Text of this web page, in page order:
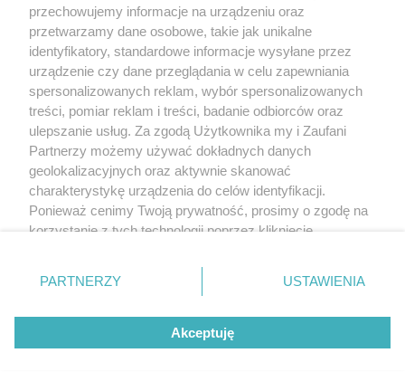
jednakże decyzja dotycząca leczenia należy do lekarza. Redakcja i
wydawca serwisu nie ponoszą odpowiedzialności wynikającej z
zastosowania informacji zamieszczonych na stronach serwisu, który
nie prowadzi działalności leczniczej polegającej na udzielaniu
świadczeń zdrowotnych w rozumieniu art. 3 ust 1 ustawy o
działalności leczniczej.
NASI PARTNERZY POLECAJĄ
przechowujemy informacje na urządzeniu oraz
przetwarzamy dane osobowe, takie jak unikalne
identyfikatory, standardowe informacje wysyłane przez
urządzenie czy dane przeglądania w celu zapewniania
spersonalizowanych reklam, wybór spersonalizowanych
treści, pomiar reklam i treści, badanie odbiorców oraz
ulepszanie usług. Za zgodą Użytkownika my i Zaufani
Partnerzy możemy używać dokładnych danych
geolokalizacyjnych oraz aktywnie skanować
charakterystykę urządzenia do celów identyfikacji.
Ponieważ cenimy Twoją prywatność, prosimy o zgodę na
korzystanie z tych technologii poprzez kliknięcie
zmienić/wycofać klikając przycisk ustawień prywatności
znajdujący się w lewym dolnym rogu strony
rodzaje przetwarzania danych nie wymagają zgody
użytkownika, ale masz prawo sprzeciwić się takiemu
przetwarzaniu. Preferencje będą miały zastosowanie tylko
PARTNERZY USTAWIENIA
Akceptuję